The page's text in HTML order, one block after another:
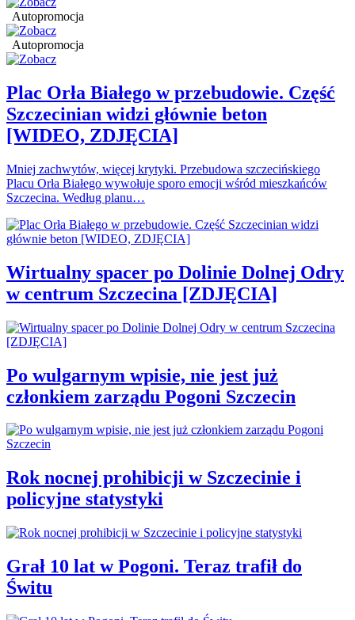
Autopromocja
Autopromocja
Plac Orła Białego w przebudowie. Część
Szczecinian widzi głównie beton
[WIDEO, ZDJĘCIA]
Mniej zachwytów, więcej krytyki. Przebudowa szczecińskiego
Placu Orła Białego wywołuje sporo emocji wśród mieszkańców
Szczecina. Według planu…
Wirtualny spacer po Dolinie Dolnej Odry
w centrum Szczecina [ZDJĘCIA]
Po wulgarnym wpisie, nie jest już
członkiem zarządu Pogoni Szczecin
Rok nocnej prohibicji w Szczecinie i
policyjne statystyki
Grał 10 lat w Pogoni. Teraz trafił do
Świtu